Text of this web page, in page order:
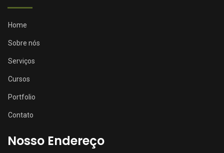
Home
Sobre nós
Serviços
Cursos
Portfolio
Contato
Nosso Endereço